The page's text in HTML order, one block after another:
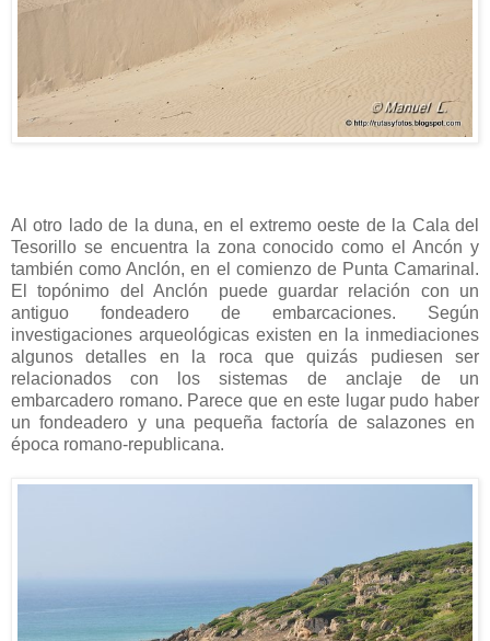
Al otro lado de la duna, en el extremo oeste de la Cala del
Tesorillo se encuentra la zona conocido como el Ancón y
también como Anclón, en el comienzo de Punta Camarinal.
El topónimo del Anclón puede guardar relación con un
antiguo fondeadero de embarcaciones. Según
investigaciones arqueológicas existen en la inmediaciones
algunos detalles en la roca que quizás pudiesen ser
relacionados con los sistemas de anclaje de un
embarcadero romano. Parece que en este lugar pudo haber
un fondeadero y una pequeña factoría de salazones en
época romano-republicana.